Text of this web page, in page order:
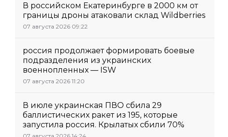
В российском Екатеринбурге в 2000 км от
границы дроны атаковали склад Wildberries
07 августа 2026 09:22
россия продолжает формировать боевые
подразделения из украинских
военнопленных — ISW
07 августа 2026 11:20
В июле украинская ПВО сбила 29
баллистических ракет из 195, которые
запустила россия. Крылатых сбили 70%